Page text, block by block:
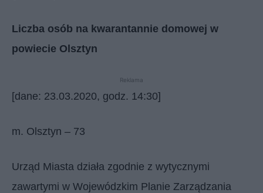
Liczba osób na kwarantannie domowej w
powiecie Olsztyn
Reklama
[dane: 23.03.2020, godz. 14:30]
m. Olsztyn – 73
Urząd Miasta działa zgodnie z wytycznymi
zawartymi w Wojewódzkim Planie Zarządzania